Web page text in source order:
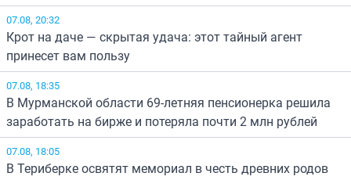
07.08, 20:32
Крот на даче — скрытая удача: этот тайный агент
принесет вам пользу
07.08, 18:35
В Мурманской области 69-летняя пенсионерка решила
заработать на бирже и потеряла почти 2 млн рублей
07.08, 18:05
В Териберке освятят мемориал в честь древних родов